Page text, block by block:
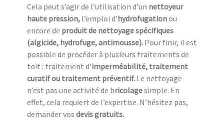
Cela peut s’agir de l’utilisation d’un nettoyeur
haute pression, l’emploi d’hydrofugationou
encore de produit de nettoyage spécifiques
(algicide, hydrofuge, antimousse). Pour finir, il est
possible de procéder à plusieurs traitements de
toit : traitement d’imperméabilité, traitement
curatif ou traitement préventif. Le nettoyage
n’est pas une activité de bricolagesimple. En
effet, cela requiert de l’expertise. N’hésitez pas,
demander vos devis gratuits.